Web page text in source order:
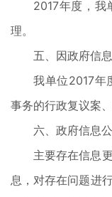
2017年度，我
理。
五、因政府信
我单位2017年
事务的行政复议案
六、政府信息
主要存在信息
息，对存在问题进